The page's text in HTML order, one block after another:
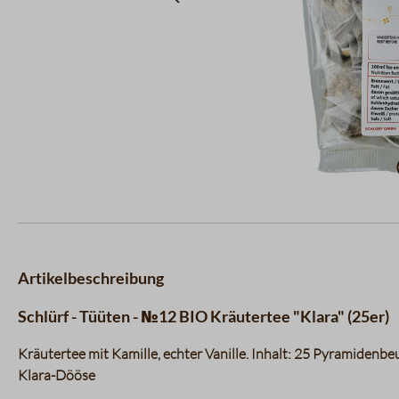
Artikelbeschreibung
Schlürf - Tüüten - №12 BIO Kräutertee "Klara" (25er)
Kräutertee mit Kamille, echter Vanille. Inhalt: 25
Klara-Dööse